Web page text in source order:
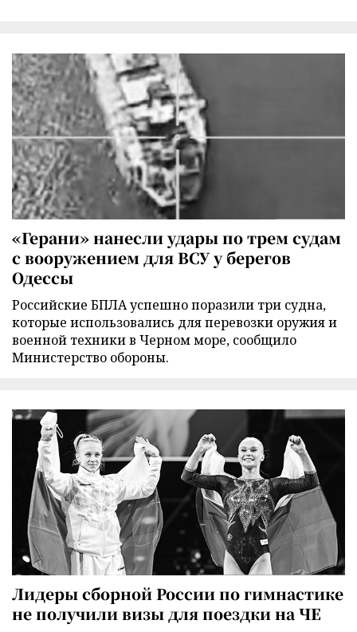
«Герани» нанесли удары по трем судам
с вооружением для ВСУ у берегов
Одессы
Российские БПЛА успешно поразили три судна,
которые использовались для перевозки оружия и
военной техники в Черном море, сообщило
Министерство обороны.
Лидеры сборной России по гимнастике
не получили визы для поездки на ЧЕ